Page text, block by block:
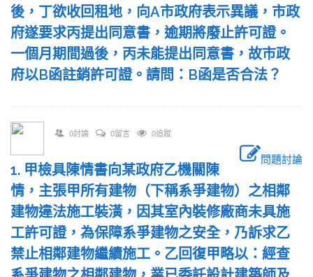
後，丁欲收回租地，向A市政府表示異議，市政
府遂要求丙提出同意書，逾期將廢止許可證。
一個月期間過後，丙未能提出同意書，故市政
府以B函註銷許可證。請問：B函是否合法？
0討論 0留言 0追蹤
問題討論
1. 甲檢具陳情書向某政府乙機關陳
情，主張甲所有建物（下稱系爭建物）之相鄰
建物違法施工裝潢，因其室內裝修廠商未具施
工許可證，為保障系爭建物之安全，乃訴求乙
禁止相鄰建物繼續施工。乙回復甲略以：經查